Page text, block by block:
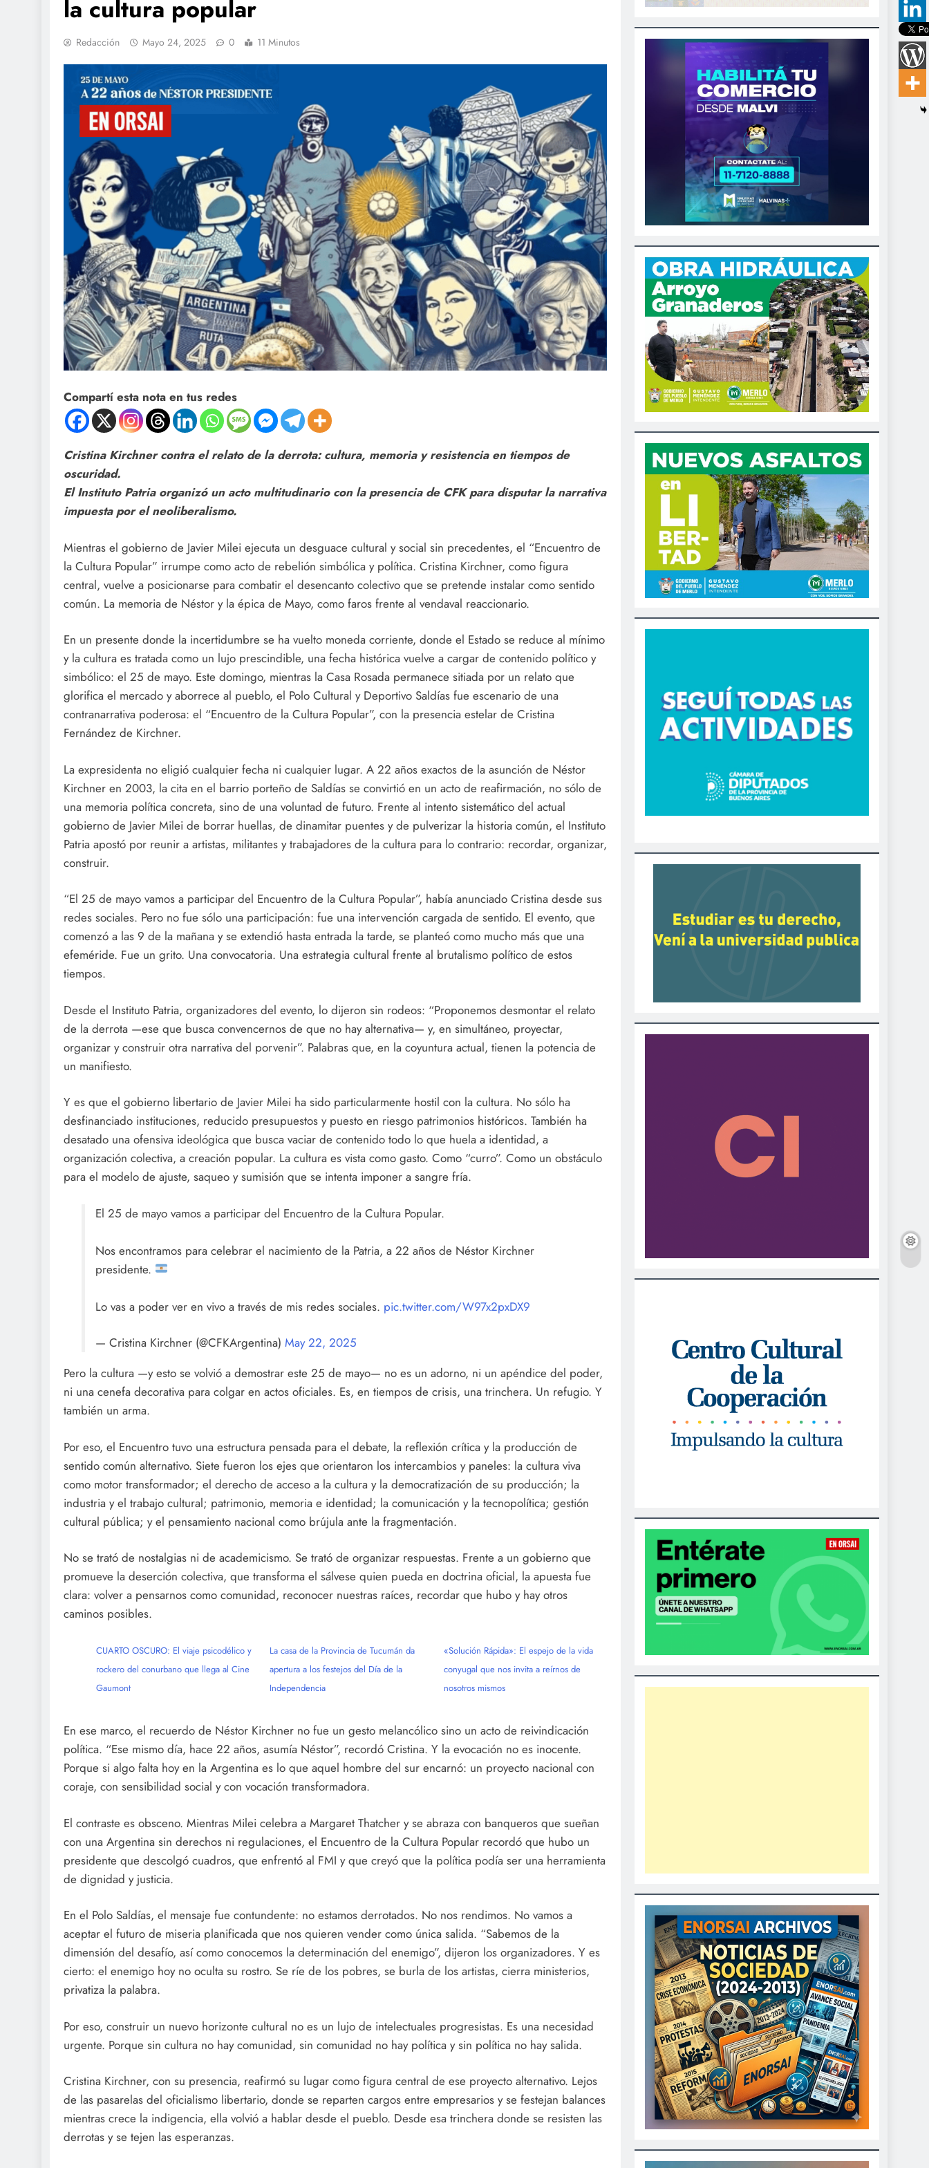
la cultura popular
Redacción Mayo 24, 2025 0 11 Minutos
Compartí esta nota en tus redes
Cristina Kirchner contra el relato de la derrota: cultura, memoria y resistencia en tiempos de
oscuridad.
El Instituto Patria organizó un acto multitudinario con la presencia de CFK para disputar la narrativa
impuesta por el neoliberalismo.
Mientras el gobierno de Javier Milei ejecuta un desguace cultural y social sin precedentes, el “Encuentro de
la Cultura Popular” irrumpe como acto de rebelión simbólica y política. Cristina Kirchner, como figura
central, vuelve a posicionarse para combatir el desencanto colectivo que se pretende instalar como sentido
común. La memoria de Néstor y la épica de Mayo, como faros frente al vendaval reaccionario.
En un presente donde la incertidumbre se ha vuelto moneda corriente, donde el Estado se reduce al mínimo
y la cultura es tratada como un lujo prescindible, una fecha histórica vuelve a cargar de contenido político y
simbólico: el 25 de mayo. Este domingo, mientras la Casa Rosada permanece sitiada por un relato que
glorifica el mercado y aborrece al pueblo, el Polo Cultural y Deportivo Saldías fue escenario de una
contranarrativa poderosa: el “Encuentro de la Cultura Popular”, con la presencia estelar de Cristina
Fernández de Kirchner.
La expresidenta no eligió cualquier fecha ni cualquier lugar. A 22 años exactos de la asunción de Néstor
Kirchner en 2003, la cita en el barrio porteño de Saldías se convirtió en un acto de reafirmación, no sólo de
una memoria política concreta, sino de una voluntad de futuro. Frente al intento sistemático del actual
gobierno de Javier Milei de borrar huellas, de dinamitar puentes y de pulverizar la historia común, el Instituto
Patria apostó por reunir a artistas, militantes y trabajadores de la cultura para lo contrario: recordar, organizar,
construir.
“El 25 de mayo vamos a participar del Encuentro de la Cultura Popular”, había anunciado Cristina desde sus
redes sociales. Pero no fue sólo una participación: fue una intervención cargada de sentido. El evento, que
comenzó a las 9 de la mañana y se extendió hasta entrada la tarde, se planteó como mucho más que una
efeméride. Fue un grito. Una convocatoria. Una estrategia cultural frente al brutalismo político de estos
tiempos.
Desde el Instituto Patria, organizadores del evento, lo dijeron sin rodeos: “Proponemos desmontar el relato
de la derrota —ese que busca convencernos de que no hay alternativa— y, en simultáneo, proyectar,
organizar y construir otra narrativa del porvenir”. Palabras que, en la coyuntura actual, tienen la potencia de
un manifiesto.
Y es que el gobierno libertario de Javier Milei ha sido particularmente hostil con la cultura. No sólo ha
desfinanciado instituciones, reducido presupuestos y puesto en riesgo patrimonios históricos. También ha
desatado una ofensiva ideológica que busca vaciar de contenido todo lo que huela a identidad, a
organización colectiva, a creación popular. La cultura es vista como gasto. Como “curro”. Como un obstáculo
para el modelo de ajuste, saqueo y sumisión que se intenta imponer a sangre fría.
El 25 de mayo vamos a participar del Encuentro de la Cultura Popular.
Nos encontramos para celebrar el nacimiento de la Patria, a 22 años de Néstor Kirchner
presidente.
Lo vas a poder ver en vivo a través de mis redes sociales. pic.twitter.com/W97x2pxDX9
— Cristina Kirchner (@CFKArgentina) May 22, 2025
Pero la cultura —y esto se volvió a demostrar este 25 de mayo— no es un adorno, ni un apéndice del poder,
ni una cenefa decorativa para colgar en actos oficiales. Es, en tiempos de crisis, una trinchera. Un refugio. Y
también un arma.
Por eso, el Encuentro tuvo una estructura pensada para el debate, la reflexión crítica y la producción de
sentido común alternativo. Siete fueron los ejes que orientaron los intercambios y paneles: la cultura viva
como motor transformador; el derecho de acceso a la cultura y la democratización de su producción; la
industria y el trabajo cultural; patrimonio, memoria e identidad; la comunicación y la tecnopolítica; gestión
cultural pública; y el pensamiento nacional como brújula ante la fragmentación.
No se trató de nostalgias ni de academicismo. Se trató de organizar respuestas. Frente a un gobierno que
promueve la deserción colectiva, que transforma el sálvese quien pueda en doctrina oficial, la apuesta fue
clara: volver a pensarnos como comunidad, reconocer nuestras raíces, recordar que hubo y hay otros
caminos posibles.
CUARTO OSCURO: El viaje psicodélico y
rockero del conurbano que llega al Cine
Gaumont
La casa de la Provincia de Tucumán da
apertura a los festejos del Día de la
Independencia
«Solución Rápida»: El espejo de la vida
conyugal que nos invita a reírnos de
nosotros mismos
En ese marco, el recuerdo de Néstor Kirchner no fue un gesto melancólico sino un acto de reivindicación
política. “Ese mismo día, hace 22 años, asumía Néstor”, recordó Cristina. Y la evocación no es inocente.
Porque si algo falta hoy en la Argentina es lo que aquel hombre del sur encarnó: un proyecto nacional con
coraje, con sensibilidad social y con vocación transformadora.
El contraste es obsceno. Mientras Milei celebra a Margaret Thatcher y se abraza con banqueros que sueñan
con una Argentina sin derechos ni regulaciones, el Encuentro de la Cultura Popular recordó que hubo un
presidente que descolgó cuadros, que enfrentó al FMI y que creyó que la política podía ser una herramienta
de dignidad y justicia.
En el Polo Saldías, el mensaje fue contundente: no estamos derrotados. No nos rendimos. No vamos a
aceptar el futuro de miseria planificada que nos quieren vender como única salida. “Sabemos de la
dimensión del desafío, así como conocemos la determinación del enemigo”, dijeron los organizadores. Y es
cierto: el enemigo hoy no oculta su rostro. Se ríe de los pobres, se burla de los artistas, cierra ministerios,
privatiza la palabra.
Por eso, construir un nuevo horizonte cultural no es un lujo de intelectuales progresistas. Es una necesidad
urgente. Porque sin cultura no hay comunidad, sin comunidad no hay política y sin política no hay salida.
Cristina Kirchner, con su presencia, reafirmó su lugar como figura central de ese proyecto alternativo. Lejos
de las pasarelas del oficialismo libertario, donde se reparten cargos entre empresarios y se festejan balances
mientras crece la indigencia, ella volvió a hablar desde el pueblo. Desde esa trinchera donde se resisten las
derrotas y se tejen las esperanzas.